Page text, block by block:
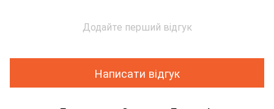
Додайте перший відгук
Написати відгук